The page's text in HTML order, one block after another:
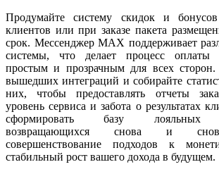
Продумайте систему скидок и
клиентов или при заказе пакета
срок. Мессенджер MAX поддерживает
системы, что делает процесс оплаты
простым и прозрачным для всех сторон.
вышедших интеграций и собирайте
них, чтобы предоставлять отчеты
уровень сервиса и забота о результатах
сформировать базу лояльных
возвращающихся снова и
совершенствование подходов к
стабильный рост вашего дохода в будущем.